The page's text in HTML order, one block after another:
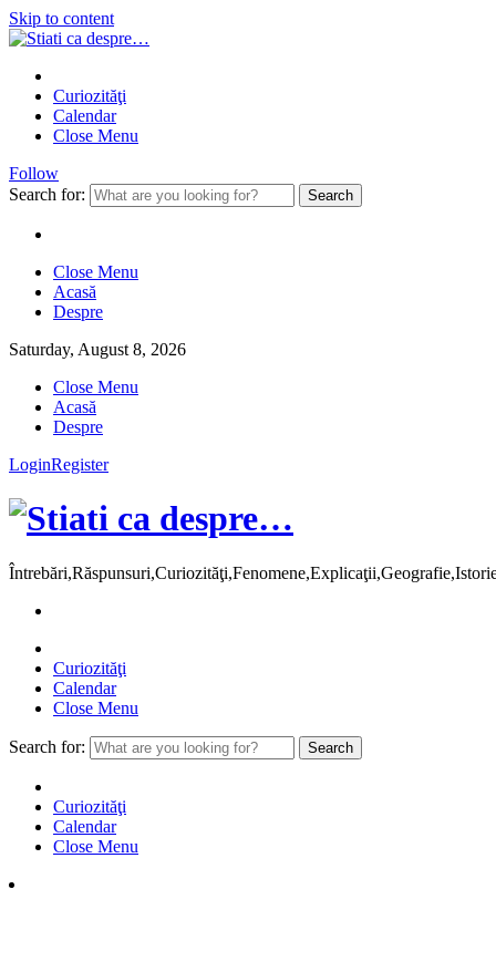
Skip to content
Curiozităţi
Calendar
Close Menu
Follow
Search for:
Close Menu
Acasă
Despre
Saturday, August 8, 2026
Close Menu
Acasă
Despre
LoginRegister
Curiozităţi
Calendar
Close Menu
Search for:
Curiozităţi
Calendar
Close Menu